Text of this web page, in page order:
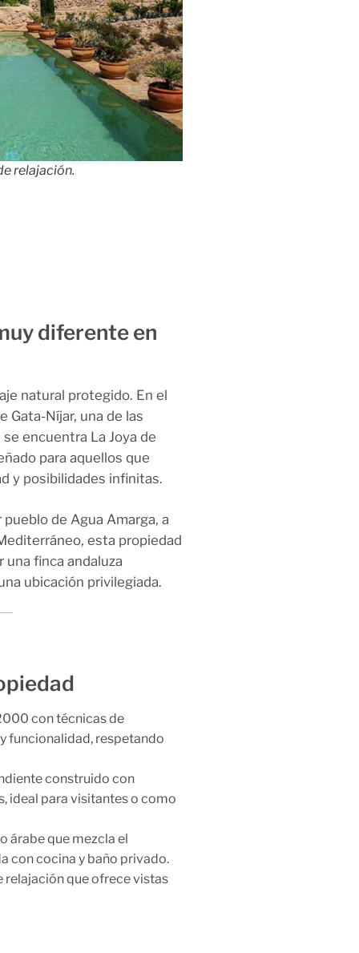
relajación.
diferente en
natural protegido. En el
Gata-Níjar, una de las
se encuentra La Joya de
para aquellos que
y posibilidades infinitas.
pueblo de Agua Amarga, a
, esta propiedad
finca andaluza
ubicación privilegiada.
con técnicas de
funcionalidad, respetando
construido con
ideal para visitantes o como
árabe que mezcla el
con cocina y baño privado.
relajación que ofrece vistas